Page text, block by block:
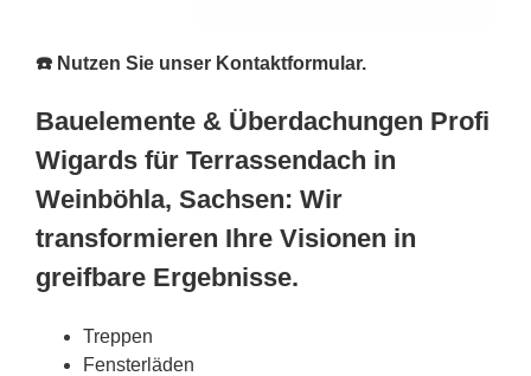
☎️ Nutzen Sie unser Kontaktformular.
Bauelemente & Überdachungen Profi
Wigards für Terrassendach in
Weinböhla, Sachsen: Wir
transformieren Ihre Visionen in
greifbare Ergebnisse.
Treppen
Fensterläden